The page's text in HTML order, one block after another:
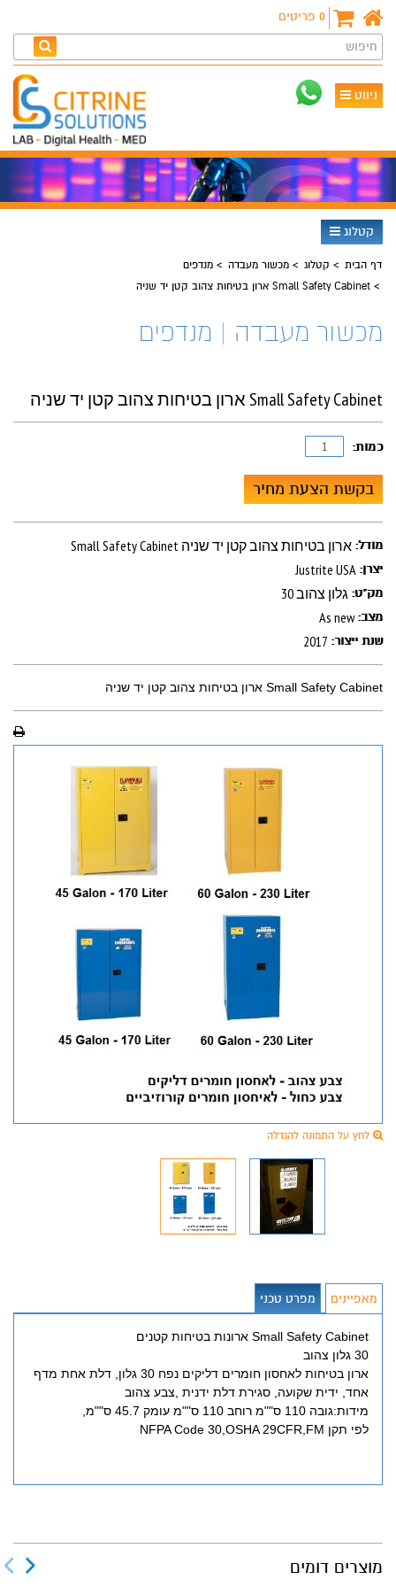
0 פריטים
חיפוש
ניווט
קטלוג
דף הבית קטלוג מכשור מעבדה
מנדפים
Small Safety Cabinet ארון בטיחות צהוב קטן יד שניה
מכשור מעבדה | מנדפים
Small Safety Cabinet ארון בטיחות צהוב קטן יד שניה
כמות:
בקשת הצעת מחיר
מודל: Small Safety Cabinet ארון בטיחות צהוב קטן יד שניה
יצרן: Justrite USA
מק"ט: 30 גלון צהוב
מצב: As new
שנת ייצור: 2017
Small Safety Cabinet ארון בטיחות צהוב קטן יד שניה
לחץ על התמונה להגדלה
מאפיינים מפרט טכני
Small Safety Cabinet ארונות בטיחות קטנים
30 גלון צהוב
ארון בטיחות לאחסון חומרים דליקים נפח 30 גלון, דלת אחת מדף
אחד, ידית שקועה, סגירת דלת ידנית ,צבע צהוב
מידות:גובה 110 ס""מ רוחב 110 ס""מ עומק 45.7 ס""מ,
לפי תקן NFPA Code 30,OSHA 29CFR,FM
מוצרים דומים